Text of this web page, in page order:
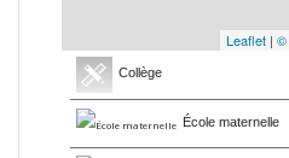
Leaflet | ©
Collège
École maternelle